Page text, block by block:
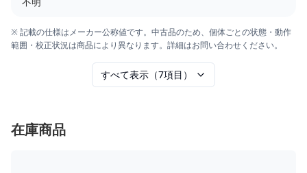
※ 記載の仕様はメーカー公称値です。中古品のため、個体ごとの状態・動作
範囲・校正状況は商品により異なります。詳細はお問い合わせください。
すべて表示（7項目）
在庫商品